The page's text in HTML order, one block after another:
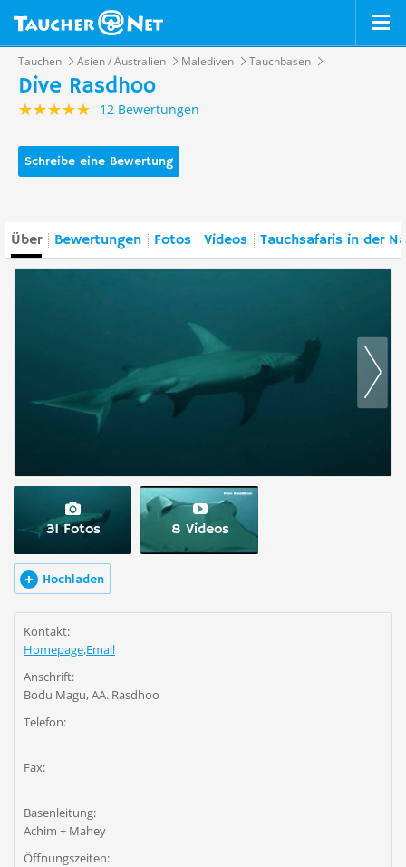
Tauchen Asien / Australien Malediven Tauchbasen
Dive Rasdhoo
12 Bewertungen
Schreibe eine Bewertung
Über Bewertungen Fotos Videos Tauchsafaris in der
31 Fotos 8 Videos
Hochladen
Kontakt:
Homepage,Email
Anschrift:
Bodu Magu, AA. Rasdhoo
Telefon:
Fax:
Basenleitung:
Achim + Mahey
Öffnungszeiten: